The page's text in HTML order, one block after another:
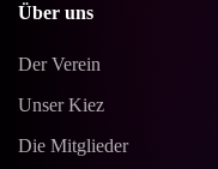
Über uns
Der Verein
Unser Kiez
Die Mitglieder